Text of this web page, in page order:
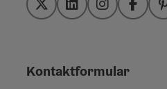
TwitterLinkedInInstagram
Kontaktformular